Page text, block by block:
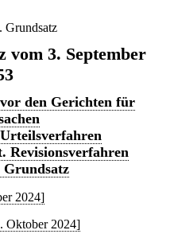
Grundsatz
vom 3. September
den Gerichten für
Revisionsverfahren
Grundsatz
2024]
Oktober 2024]